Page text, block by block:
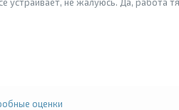
оценки